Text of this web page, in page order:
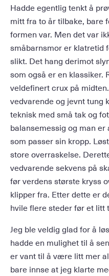
Hadde egentlig tenkt å
mitt fra to år tilbake, bare
formen var. Men det var
småbarnsmor er klatretid
slikt. Det hang derimot
som også er en klassiker.
veldefinert crux på
vedvarende og jevnt tung
teknisk med små tak og
balansemessig og man
som passer sin kropp.
store overraskelse.
vedvarende sekvens på
før verdens største kryss
klipper fra. Etter dette er
hvile flere steder før et litt
Jeg ble veldig glad for å
hadde en mulighet til å
er vant til å være litt mer
bare innse at jeg klarte